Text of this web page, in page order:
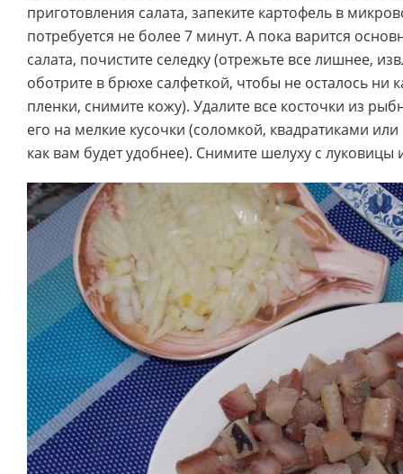
приготовления салата, запеките картофель в
потребуется не более 7 минут. А пока варится
салата, почистите селедку (отрежьте все лишнее,
оботрите в брюхе салфеткой, чтобы не осталось ни
пленки, снимите кожу). Удалите все косточки из
его на мелкие кусочки (соломкой, квадратиками
как вам будет удобнее). Снимите шелуху с луковицы